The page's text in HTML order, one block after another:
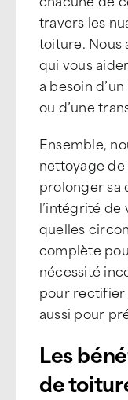
travers les
toiture. Nous
qui vous
a besoin
ou d’une
Ensemble,
nettoyage
prolonger sa
l’intégrité de
quelles
complète
nécessité
pour rectifier
aussi pour
Les
de